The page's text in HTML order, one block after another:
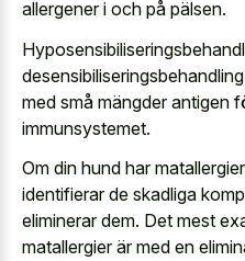
allergener i och på pälsen.
med små mängder antigen
immunsystemet.
Om din hund har
identifierar de skadliga
eliminerar dem. Det mest
matallergier är med en